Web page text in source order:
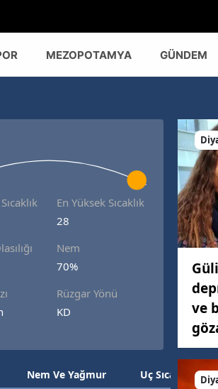
MEZOPOTAMYA GÜNDEM
En Yüksek Sıcaklık
28
Nem
70%
Rüzgar Yönü
KD
Nem Ve Yağmur Uç Sıcaklık (°C)
ve